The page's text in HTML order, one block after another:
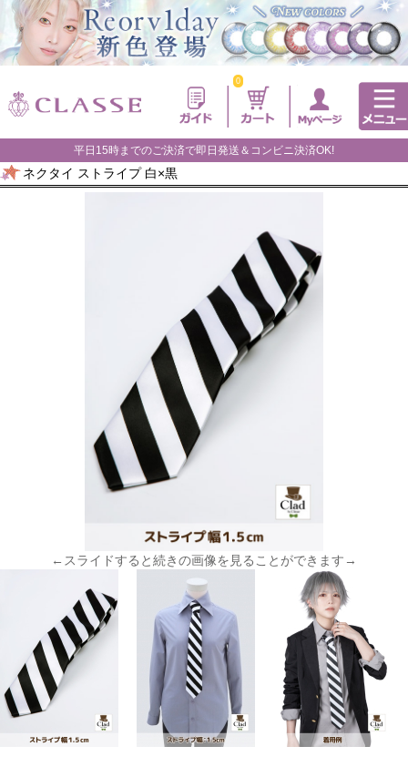
0
平日15時までのご決済で即日発送＆コンビニ決済OK!
ネクタイ ストライプ 白×黒
←スライドすると続きの画像を見ることができます→